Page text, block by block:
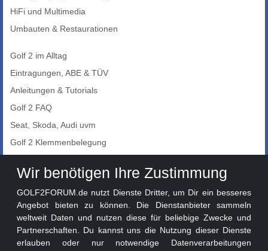
HiFi und Multimedia
Umbauten & Restaurationen
Golf 2 im Alltag
Eintragungen, ABE & TÜV
Anleitungen & Tutorials
Golf 2 FAQ
Seat, Skoda, Audi uvm
Golf 2 Klemmenbelegung
Auto-Showroom
Golf 2 Lackcodes
Sonderversionen
Sonstige Marken
Wir benötigen Ihre Zustimmung
GOLF2FORUM.de nutzt Dienste Dritter, um Dir ein besseres
Angebot bieten zu können. Die Dienstanbieter sammeln
weltweit Daten und nutzen diese für beliebige Zwecke und
Partnerschaften. Du kannst uns die Nutzung dieser Dienste
erlauben oder nur notwendige Datenverarbeitungen